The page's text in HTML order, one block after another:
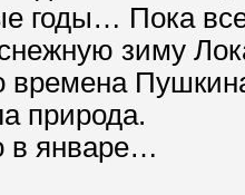
годы… Пока
зиму
природа.
в январе…